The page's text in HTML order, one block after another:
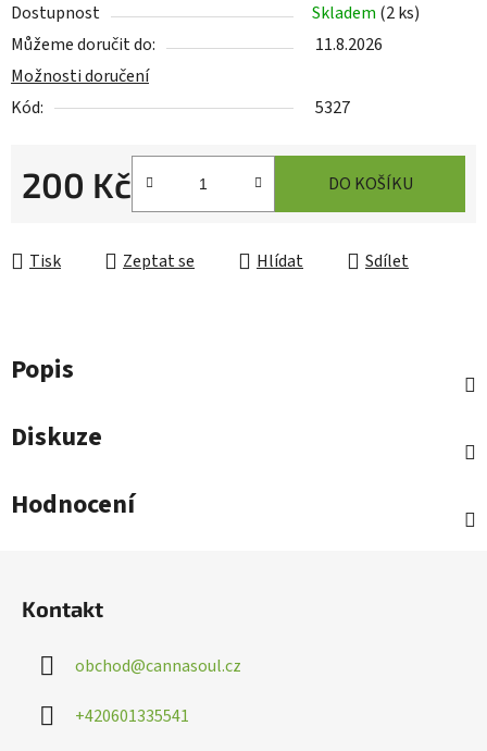
Dostupnost Skladem (2 ks)
Můžeme doručit do:
11.8.2026
Možnosti doručení
Kód:
5327
200 Kč DO KOŠÍKU
Tisk Zeptat se Hlídat Sdílet
Popis
Diskuze
Hodnocení
Kontakt
obchod@cannasoul.cz
+420601335541